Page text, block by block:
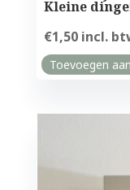
Kleine
€1,50 incl.
Toevoegen